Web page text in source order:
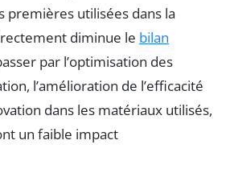
premières utilisées dans la
diminue le bilan
par l’optimisation des
l’amélioration de l’efficacité
dans les matériaux utilisés,
un faible impact